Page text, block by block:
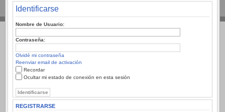
Identificarse
Nombre de Usuario:
Contraseña:
Olvidé mi contraseña
Reenviar email de activación
Recordar
Ocultar mi estado de conexión en esta sesión
REGISTRARSE